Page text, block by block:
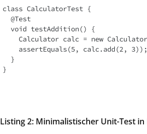
class CalculatorTest {
Listing 2: Minimalistischer Unit-Test